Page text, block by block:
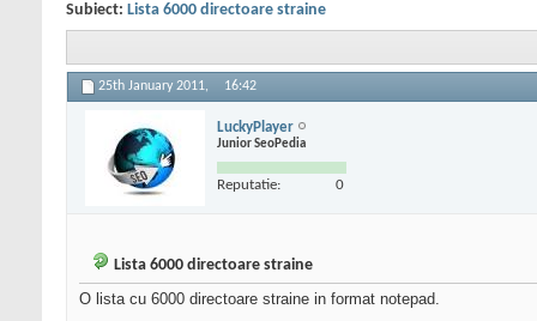
Subiect: Lista 6000 directoare straine
25th January 2011, 16:42
LuckyPlayer
Junior SeoPedia
Reputatie: 0
Lista 6000 directoare straine
O lista cu 6000 directoare straine in format notepad.